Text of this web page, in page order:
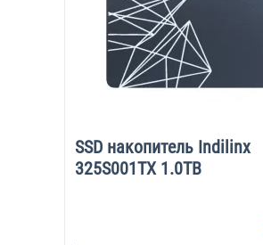
SSD накопитель Indilinx
325S001TX 1.0TB